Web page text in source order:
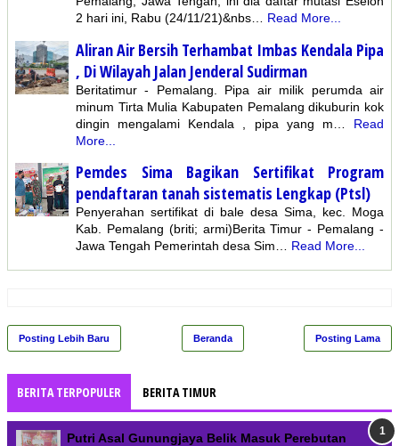
2 hari ini, Rabu (24/11/21)&nbs…
Read More...
Aliran Air Bersih Terhambat Imbas Kendala Pipa
, Di Wilayah Jalan Jenderal Sudirman
Beritatimur - Pemalang. Pipa air milik perumda air
minum Tirta Mulia Kabupaten Pemalang dikuburin kok
dingin mengalami Kendala , pipa yang m…
Read
More...
Pemdes Sima Bagikan Sertifikat Program
pendaftaran tanah sistematis Lengkap (Ptsl)
Penyerahan sertifikat di bale desa Sima, kec. Moga
Kab. Pemalang (briti; armi)Berita Timur - Pemalang -
Jawa Tengah Pemerintah desa Sim…
Read More...
Posting Lebih Baru Posting Lama
Beranda
BERITA TERPOPULER BERITA TIMUR
Putri Asal Gunungjaya Belik Masuk Perebutan